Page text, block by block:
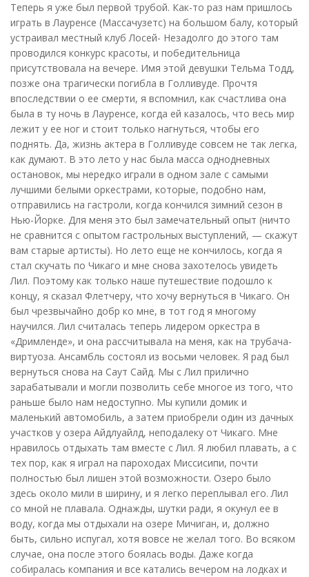
Теперь я уже был первой трубой. Как-то раз нам пришлось
играть в Лауренсе (Массачузетс) на большом балу, который
устраивал местный клуб Лосей- Незадолго до этого там
проводился конкурс красоты, и победительница
присутствовала на вечере. Имя этой девушки Тельма Тодд,
позже она трагически погибла в Голливуде. Прочтя
впоследствии о ее смерти, я вспомнил, как счастлива она
была в ту ночь в Лауренсе, когда ей казалось, что весь мир
лежит у ее ног и стоит только нагнуться, чтобы его
поднять. Да, жизнь актера в Голливуде совсем не так легка,
как думают. В это лето у нас была масса однодневных
остановок, мы нередко играли в одном зале с самыми
лучшими белыми оркестрами, которые, подобно нам,
отправились на гастроли, когда кончился зимний сезон в
Нью-Йорке. Для меня это был замечательный опыт (ничто
не сравнится с опытом гастрольных выступлений, — скажут
вам старые артисты). Но лето еще не кончилось, когда я
стал скучать по Чикаго и мне снова захотелось увидеть
Лил. Поэтому как только наше путешествие подошло к
концу, я сказал Флетчеру, что хочу вернуться в Чикаго. Он
был чрезвычайно добр ко мне, в тот год я многому
научился. Лил считалась теперь лидером оркестра в
«Дримленде», и она рассчитывала на меня, как на трубача-
виртуоза. Ансамбль состоял из восьми человек. Я рад был
вернуться снова на Саут Сайд. Мы с Лил прилично
зарабатывали и могли позволить себе многое из того, что
раньше было нам недоступно. Мы купили домик и
маленький автомобиль, а затем приобрели один из дачных
участков у озера Айдлуайлд, неподалеку от Чикаго. Мне
нравилось отдыхать там вместе с Лил. Я любил плавать, а с
тех пор, как я играл на пароходах Миссисипи, почти
полностью был лишен этой возможности. Озеро было
здесь около мили в ширину, и я легко переплывал его. Лил
со мной не плавала. Однажды, шутки ради, я окунул ее в
воду, когда мы отдыхали на озере Мичиган, и, должно
быть, сильно испугал, хотя вовсе не желал того. Во всяком
случае, она после этого боялась воды. Даже когда
собиралась компания и все катались вечером на лодках и